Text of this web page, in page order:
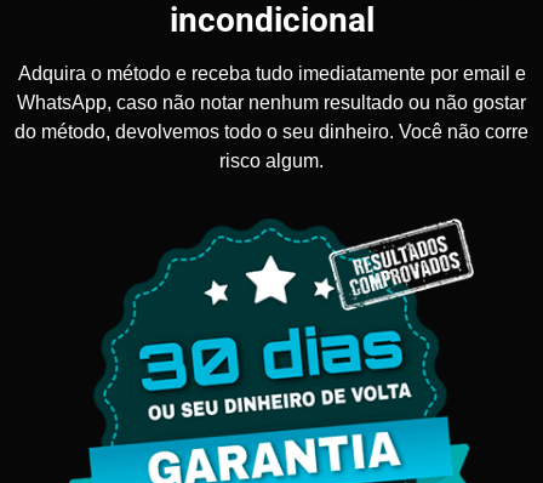
incondicional
Adquira o método e receba tudo imediatamente por email e
WhatsApp, caso não notar nenhum resultado ou não gostar
do método, devolvemos todo o seu dinheiro. Você não corre
risco algum.